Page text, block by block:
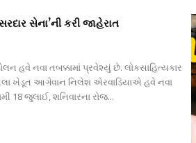
સેના’ની કરી જાહેરાત
હવે નવા તબક્કામાં પ્રવેશ્યું છે. લોકસાહિત્યકાર
ખેડૂત આગેવાન નિલેશ એરવાડિયાએ હવે નવા
18 જુલાઈ, શનિવારના રોજ...